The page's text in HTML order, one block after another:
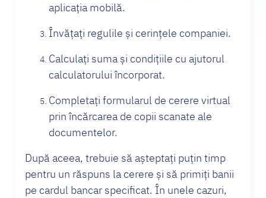
aplicația mobilă.
Învățați regulile și cerințele companiei.
Calculați suma și condițiile cu ajutorul
calculatorului încorporat.
Completați formularul de cerere virtual
prin încărcarea de copii scanate ale
documentelor.
După aceea, trebuie să așteptați puțin timp
pentru un răspuns la cerere și să primiți banii
pe cardul bancar specificat. În unele cazuri,